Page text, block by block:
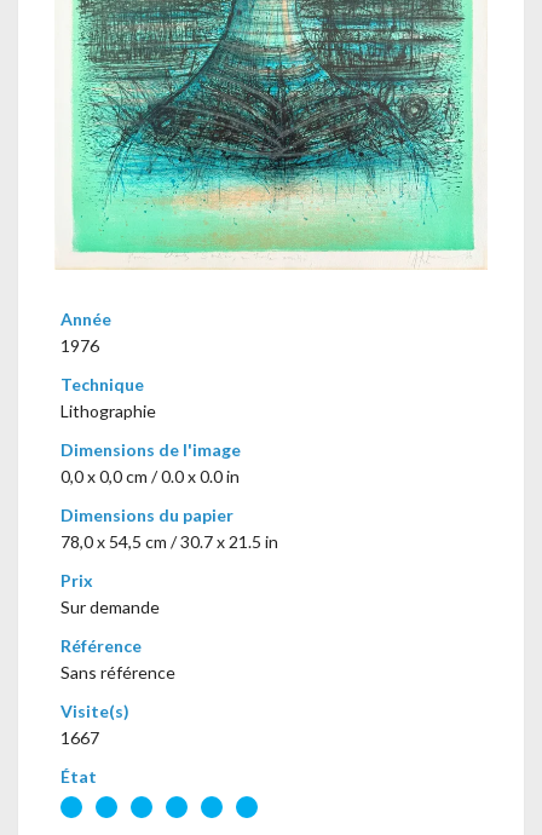
Année
1976
Technique
Lithographie
Dimensions de l'image
0,0 x 0,0 cm / 0.0 x 0.0 in
Dimensions du papier
78,0 x 54,5 cm / 30.7 x 21.5 in
Prix
Sur demande
Référence
Sans référence
Visite(s)
1667
État